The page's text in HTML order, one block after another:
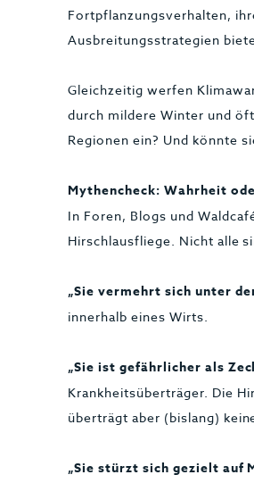
Fortpflanzungsverhalten,
Ausbreitungsstrategien
Gleichzeitig werfen
durch mildere Winter und
Regionen ein? Und könnte
Mythencheck: Wahrheit
In Foren, Blogs und
Hirschlausfliege. Nicht alle
„Sie vermehrt sich unter
innerhalb eines Wirts.
„Sie ist gefährlicher als
Krankheitsüberträger. Die
überträgt aber (bislang)
„Sie stürzt sich gezielt auf